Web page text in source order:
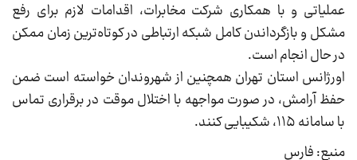
عملیاتی و با همکاری شرکت مخابرات، اقدامات لازم برای رفع
مشکل و بازگرداندن کامل شبکه ارتباطی در کوتاه‌ترین زمان ممکن
در حال انجام است.
اورژانس استان تهران همچنین از شهروندان خواسته است ضمن
حفظ آرامش، در صورت مواجهه با اختلال موقت در برقراری تماس
با سامانه ۱۱۵، شکیبایی کنند.
منبع: فارس